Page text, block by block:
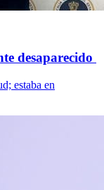
desaparecido
estaba en